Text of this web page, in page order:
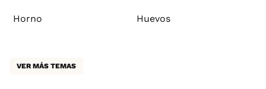
Horno Huevos
VER MÁS TEMAS